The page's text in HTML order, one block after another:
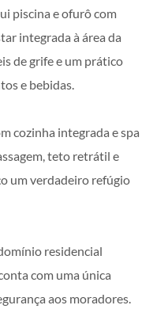
piscina e ofurô com
integrada à área da
de grife e um prático
e bebidas.
cozinha integrada e spa
teto retrátil e
um verdadeiro refúgio
residencial
com uma única
aos moradores.